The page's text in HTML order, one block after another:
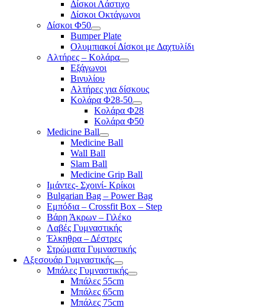
Δίσκοι Λάστιχο
Δίσκοι Οκτάγωνοι
Δίσκοι Φ50
Bumper Plate
Ολυμπιακοί Δίσκοι με Δαχτυλίδι
Αλτήρες – Κολάρα
Εξάγωνοι
Βινυλίου
Αλτήρες για δίσκους
Κολάρα Φ28-50
Κολάρα Φ28
Κολάρα Φ50
Medicine Ball
Medicine Ball
Wall Ball
Slam Ball
Medicine Grip Ball
Ιμάντες- Σχοινί- Κρίκοι
Bulgarian Bag – Power Bag
Εμπόδια – Crossfit Box – Step
Βάρη Άκρων – Γιλέκο
Λαβές Γυμναστικής
Έλκηθρα – Δέστρες
Στρώματα Γυμναστικής
Αξεσουάρ Γυμναστικής
Μπάλες Γυμναστικής
Μπάλες 55cm
Μπάλες 65cm
Μπάλες 75cm